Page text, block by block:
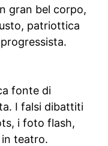
gran bel corpo,
patriottica
fonte di
I falsi dibattiti
i foto flash,
teatro.